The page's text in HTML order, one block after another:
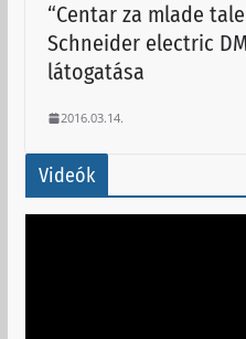
“Centar za mlade
Schneider electric
látogatása
2016.03.14.
Videók